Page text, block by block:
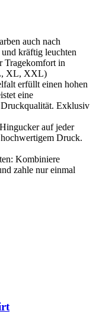
auch nach
kräftig leuchten
Tragekomfort in
XL, XXL)
erfüllt einen hohen
eine
Druckqualität. Exklusiv
auf jeder
Druck.
Kombiniere
zahle nur einmal